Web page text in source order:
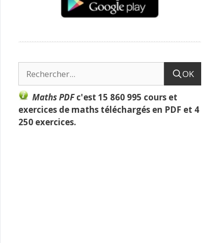
OK
Maths PDFc'est 15 860 995 cours et
exercices de maths téléchargés en PDF et 4
250 exercices.